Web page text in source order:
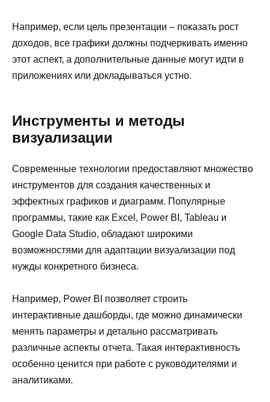
Например, если цель презентации – показать рост
доходов, все графики должны подчеркивать именно
этот аспект, а дополнительные данные могут идти в
приложениях или докладываться устно.
Инструменты и методы
визуализации
Современные технологии предоставляют множество
инструментов для создания качественных и
эффектных графиков и диаграмм. Популярные
программы, такие как Excel, Power BI, Tableau и
Google Data Studio, обладают широкими
возможностями для адаптации визуализации под
нужды конкретного бизнеса.
Например, Power BI позволяет строить
интерактивные дашборды, где можно динамически
менять параметры и детально рассматривать
различные аспекты отчета. Такая интерактивность
особенно ценится при работе с руководителями и
аналитиками.